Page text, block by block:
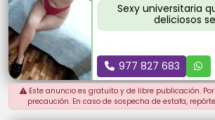
Sexy universitaria
deliciosos
977 827 683
Este anuncio es gratuito y de libre publicación.
precaución. En caso de sospecha de estafa,